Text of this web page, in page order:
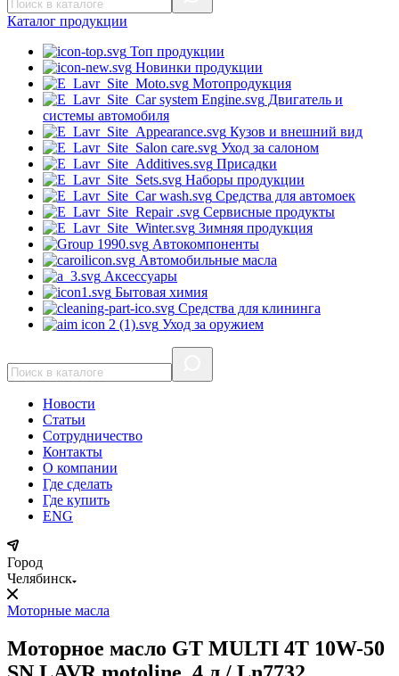
Каталог продукции
Топ продукции
Новинки продукции
Мотопродукция
Двигатель и
системы автомобиля
Кузов и внешний вид
Уход за салоном
Присадки
Наборы продукции
Средства для автомоек
Сервисные продукты
Зимняя продукция
Автокомпоненты
Автомобильные масла
Аксессуары
Бытовая химия
Средства для клининга
Уход за оружием
Новости
Статьи
Сотрудничество
Контакты
О компании
Где сделать
Где купить
ENG
Город
Челябинск
Моторные масла
Моторное масло GT MULTI 4T 10W-50